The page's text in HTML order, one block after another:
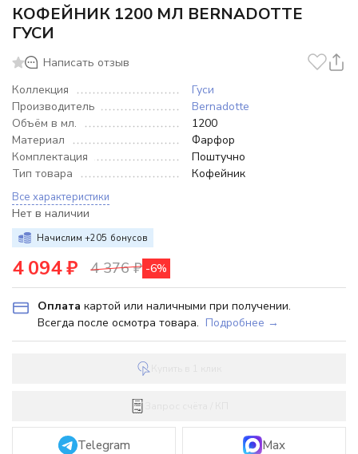
КОФЕЙНИК 1200 МЛ BERNADOTTE
ГУСИ
Написать отзыв
Коллекция
Гуси
Производитель
Bernadotte
Объём в мл.
1200
Материал
Фарфор
Комплектация
Поштучно
Тип товара
Кофейник
Все характеристики
Нет в наличии
Начислим +205 бонусов
4 094₽ 4 376₽ -6%
Оплата картой или наличными при получении.
Всегда после осмотра товара. Подробнее →
Telegram Max